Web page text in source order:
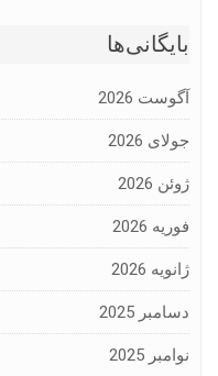
بایگانی‌ها
آگوست 2026
جولای 2026
ژوئن 2026
فوریه 2026
ژانویه 2026
دسامبر 2025
نوامبر 2025